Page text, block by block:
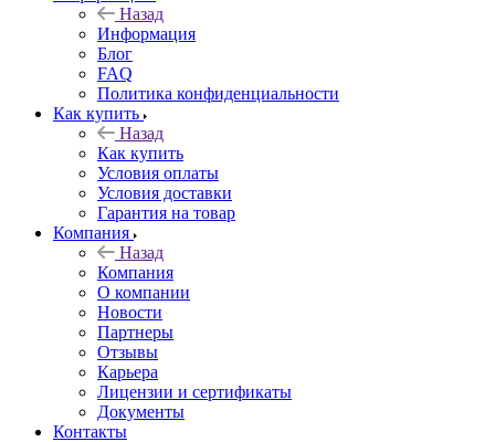
Назад
Информация
Блог
FAQ
Политика конфиденциальности
Как купить
Назад
Как купить
Условия оплаты
Условия доставки
Гарантия на товар
Компания
Назад
Компания
О компании
Новости
Партнеры
Отзывы
Карьера
Лицензии и сертификаты
Документы
Контакты